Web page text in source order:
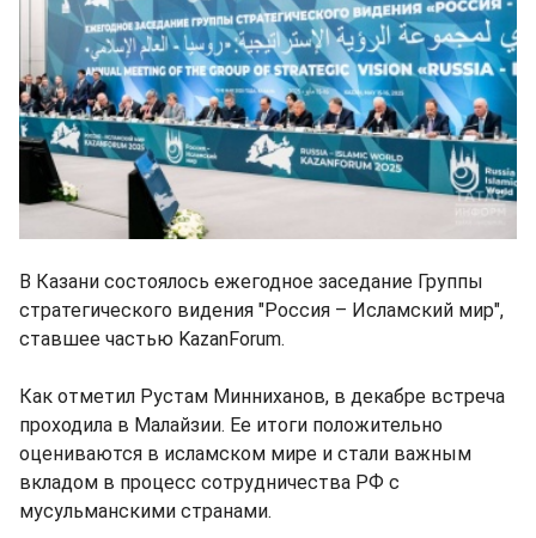
В Казани состоялось ежегодное заседание Группы
стратегического видения "Россия – Исламский мир",
ставшее частью KazanForum.
Как отметил Рустам Минниханов, в декабре встреча
проходила в Малайзии. Ее итоги положительно
оцениваются в исламском мире и стали важным
вкладом в процесс сотрудничества РФ с
мусульманскими странами.